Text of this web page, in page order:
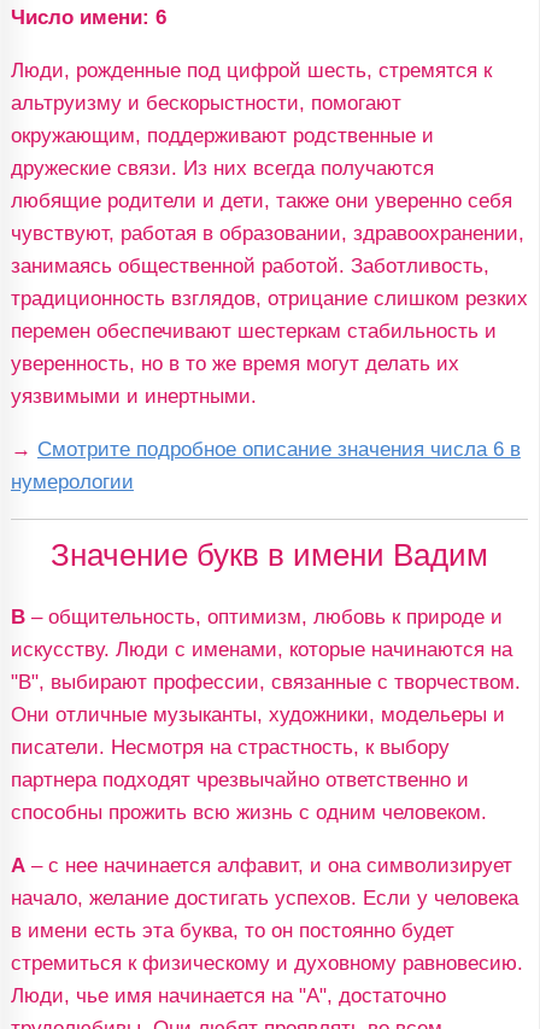
Число имени: 6
Люди, рожденные под цифрой шесть, стремятся к
альтруизму и бескорыстности, помогают
окружающим, поддерживают родственные и
дружеские связи. Из них всегда получаются
любящие родители и дети, также они уверенно себя
чувствуют, работая в образовании, здравоохранении,
занимаясь общественной работой. Заботливость,
традиционность взглядов, отрицание слишком резких
перемен обеспечивают шестеркам стабильность и
уверенность, но в то же время могут делать их
уязвимыми и инертными.
→ Смотрите подробное описание значения числа 6 в
нумерологии
Значение букв в имени Вадим
В– общительность, оптимизм, любовь к природе и
искусству. Люди с именами, которые начинаются на
"В", выбирают профессии, связанные с творчеством.
Они отличные музыканты, художники, модельеры и
писатели. Несмотря на страстность, к выбору
партнера подходят чрезвычайно ответственно и
способны прожить всю жизнь с одним человеком.
А– с нее начинается алфавит, и она символизирует
начало, желание достигать успехов. Если у человека
в имени есть эта буква, то он постоянно будет
стремиться к физическому и духовному равновесию.
Люди, чье имя начинается на "А", достаточно